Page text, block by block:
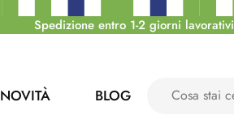
Spedizione entro 1-2 giorni lavorativi
NOVITÀ BLOG